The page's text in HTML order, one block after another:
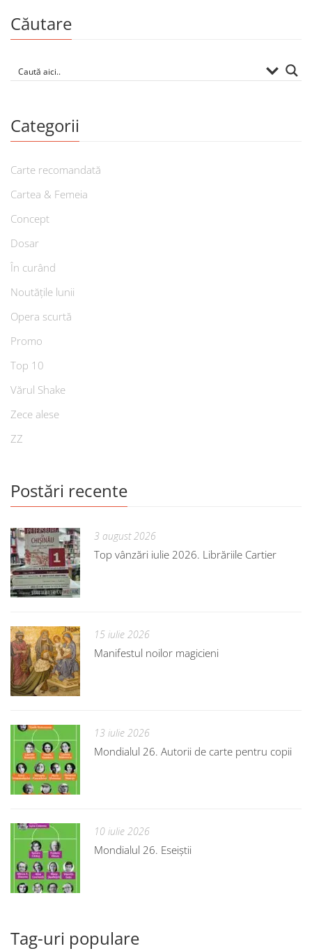
Căutare
Categorii
Carte recomandată
Cartea & Femeia
Concept
Dosar
În curând
Noutățile lunii
Opera scurtă
Promo
Top 10
Vărul Shake
Zece alese
ZZ
Postări recente
3 august 2026
Top vânzări iulie 2026. Librăriile Cartier
15 iulie 2026
Manifestul noilor magicieni
13 iulie 2026
Mondialul 26. Autorii de carte pentru copii
10 iulie 2026
Mondialul 26. Eseiștii
Tag-uri populare